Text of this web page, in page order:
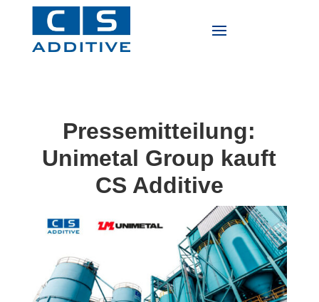
Pressemitteilung:
Unimetal Group kauft
CS Additive